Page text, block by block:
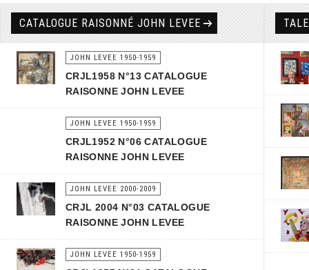
CATALOGUE RAISONNÉ JOHN LEVEE
JOHN LEVEE 1950-1959
CRJL1958 N°13 CATALOGUE
RAISONNE JOHN LEVEE
JOHN LEVEE 1950-1959
CRJL1952 N°06 CATALOGUE
RAISONNE JOHN LEVEE
JOHN LEVEE 2000-2009
CRJL 2004 N°03 CATALOGUE
RAISONNE JOHN LEVEE
JOHN LEVEE 1950-1959